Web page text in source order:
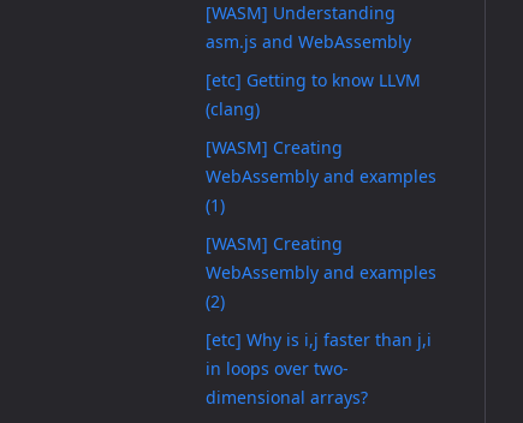
[WASM] Understanding
asm.js and WebAssembly
[etc] Getting to know LLVM
(clang)
[WASM] Creating
WebAssembly and examples
(1)
[WASM] Creating
WebAssembly and examples
(2)
[etc] Why is i,j faster than j,i
in loops over two-
dimensional arrays?